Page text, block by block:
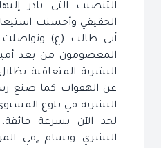
التنصيب التي بادر
الحقيقي وأحسنت
أبي طالب (ع) وتواصلت
المعصومون من بعد
البشرية المتعاقبة
عن الهفوات كما صنع
البشرية في بلوغ
لحد الآن بسرعة
البشري وتسام ٍفي